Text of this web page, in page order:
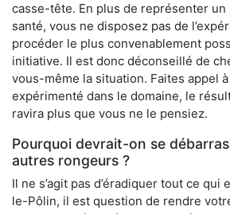
casse-tête. En plus de représenter
santé, vous ne disposez pas de
procéder le plus convenablement
initiative. Il est donc déconseillé de
vous-même la situation. Faites appel
expérimenté dans le domaine, le
ravira plus que vous ne le pensiez.
Pourquoi devrait-on se
autres rongeurs ?
Il ne s’agit pas d’éradiquer tout ce qui
le-Pôlin, il est question de rendre